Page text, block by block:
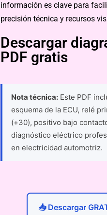
información es clave para
precisión técnica y recursos
Descargar
PDF gratis
Nota técnica:Este PDF
esquema de la ECU, relé
(+30), positivo bajo
diagnóstico eléctrico
en electricidad automotriz.
📥 Descargar